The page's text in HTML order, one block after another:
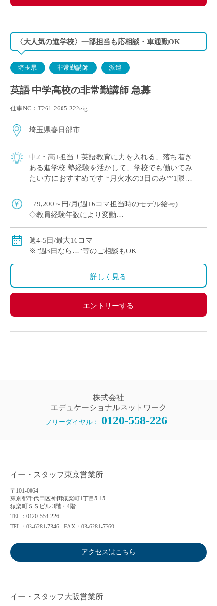
〈大人気の進学校〉一部担当も応相談・車通勤OK
埼玉県 非常勤講師 派遣
英語 中学高校の非常勤講師 急募
仕事NO：T261-2605-222eig
埼玉県春日部市
中2・高1担当！英語教育に力を入れる、落ち着き
ある進学校 塾経験を活かして、学校でも働いてみ
たい方におすすめです “月火水の3日のみ””1限な
し”など 曜日・コマ数のご希望 […]
179,200～円/月(週16コマ担当時のモデル給与)
◇教員経験年数により変動
◇交通費別途全額支給
週4-5日/最大16コマ
※"週3日なら…"等のご相談もOK
詳しく見る
エントリーする
株式会社
エデュケーショナルネットワーク
フリーダイヤル： 0120-558-226
イー・スタッフ東京営業所
〒101-0064
東京都千代田区神田猿楽町1丁目5-15
猿楽町ＳＳビル 3階・4階
TEL：0120-558-226
TEL：03-6281-7346
FAX：03-6281-7369
アクセスはこちら
イー・スタッフ大阪営業所